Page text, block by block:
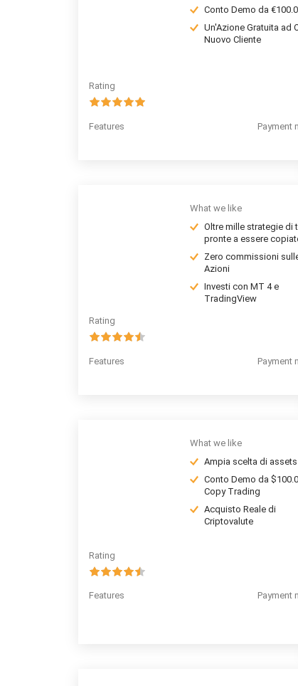
Rating
Conto Demo da
Un'Azione Gratuita ad
Nuovo Cliente
Features Payment
Rating
What we like
Oltre mille strategie di
pronte a essere
Zero commissioni
Azioni
Investi con MT 4 e
TradingView
Features Payment
Rating
What we like
Ampia scelta di assets
Conto Demo da
Copy Trading
Acquisto Reale di
Criptovalute
Features Payment